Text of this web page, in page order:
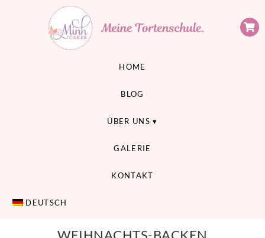
MEINE TORTENSCHULE
HOME
BLOG
ÜBER UNS
GALERIE
KONTAKT
DEUTSCH
WEIHNACHTS-BACKEN